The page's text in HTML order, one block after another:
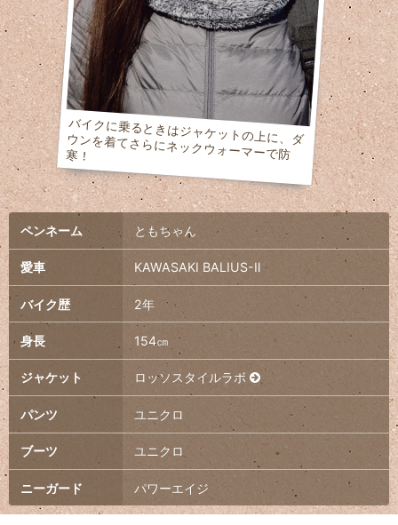
バイクに乗るときはジャケットの上に、ダウンを着てさらにネックウォーマーで防寒！
ペンネーム ともちゃん
愛車 KAWASAKI BALIUS-Ⅱ
バイク歴 2年
身長 154㎝
ジャケット ロッソスタイルラボ
パンツ ユニクロ
ブーツ ユニクロ
ニーガード パワーエイジ